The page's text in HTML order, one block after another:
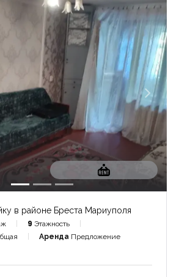
в районе Бреста Мариуполя
9 Этажность
Аренда Предложение